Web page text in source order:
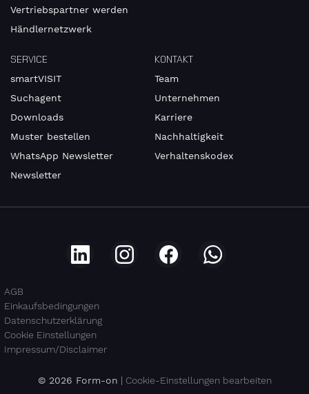
Vertriebspartner werden
Händlernetzwerk
SERVICE
smartVISIT
Suchagent
Downloads
Muster bestellen
WhatsApp Newsletter
Newsletter
KONTAKT
Team
Unternehmen
Karriere
Nachhaltigkeit
Verhaltenskodex
© 2026 Form-on | Cookie-Einstellungen bearbeiten
AGB
Einkaufsbedingungen
Datenschutzerklärung
Cookie Einstellungen
Impressum/Disclaimer